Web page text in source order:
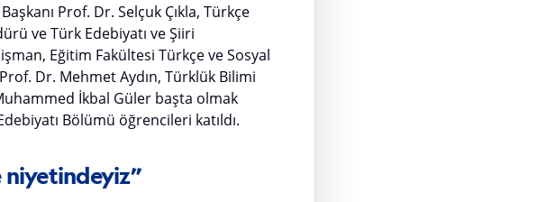
Prof. Dr. Selçuk Çıkla, Türkçe
ve Türk Edebiyatı ve Şiiri
Eğitim Fakültesi Türkçe ve Sosyal
Dr. Mehmet Aydın, Türklük Bilimi
İkbal Güler başta olmak
Bölümü öğrencileri katıldı.
niyetindeyiz”